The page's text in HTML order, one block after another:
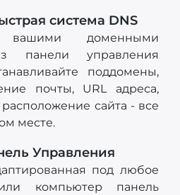
система DNS
вашими доменными
панели управления
поддомены,
почты, URL адреса,
расположение сайта - все
месте.
Управления
под любое
компьютер панель